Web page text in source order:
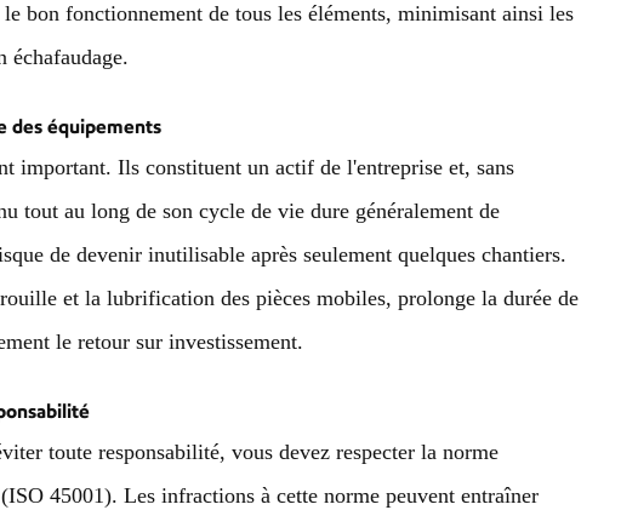
bon fonctionnement de tous les éléments, minimisant ainsi les
échafaudage.
des équipements
important. Ils constituent un actif de l'entreprise et, sans
tout au long de son cycle de vie dure généralement de
de devenir inutilisable après seulement quelques chantiers.
et la lubrification des pièces mobiles, prolonge la durée de
le retour sur investissement.
toute responsabilité, vous devez respecter la norme
45001). Les infractions à cette norme peuvent entraîner